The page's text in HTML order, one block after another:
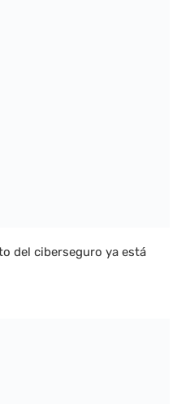
del ciberseguro ya está